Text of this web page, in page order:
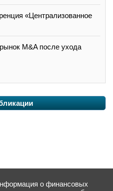
«Централизованное
M&A после ухода
о финансовых